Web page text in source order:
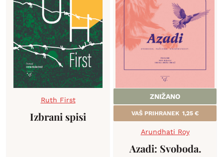
Ruth First
Izbrani spisi
ZNIŽANO
VAŠ PRIHRANEK 1,25 €
Arundhati Roy
Azadi: Svoboda.